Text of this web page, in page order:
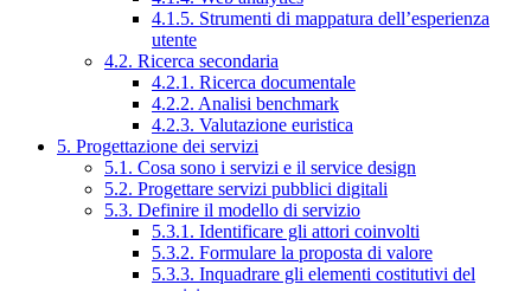
4.1.5. Strumenti di mappatura dell’esperienza
utente
4.2. Ricerca secondaria
4.2.1. Ricerca documentale
4.2.2. Analisi benchmark
4.2.3. Valutazione euristica
5. Progettazione dei servizi
5.1. Cosa sono i servizi e il service design
5.2. Progettare servizi pubblici digitali
5.3. Definire il modello di servizio
5.3.1. Identificare gli attori coinvolti
5.3.2. Formulare la proposta di valore
5.3.3. Inquadrare gli elementi costitutivi del